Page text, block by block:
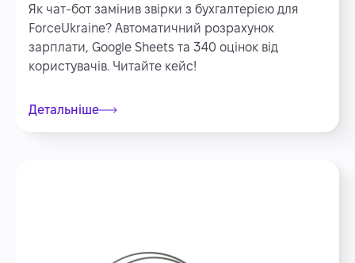
Як чат-бот замінив звірки з бухгалтерією для
ForceUkraine? Автоматичний розрахунок
зарплати, Google Sheets та 340 оцінок від
користувачів. Читайте кейс!
Детальніше